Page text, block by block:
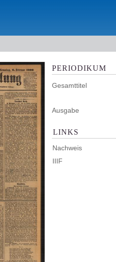
PERIODIKUM
Gesamttitel
Ausgabe
LINKS
Nachweis
IIIF